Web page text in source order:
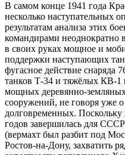
В самом конце 1941 года
несколько наступательных
результатам анализа этих
командирами неоднократно
в своих руках мощное и
поддержки наступающих
фугасное действие снаряда
танков Т-34 и тяжёлых КВ-1
мощных деревянно-
сооружений, не говоря уже
долговременных.
годов завершилась для
(вермахт был разбит под
Ростов-на-Дону, захватить